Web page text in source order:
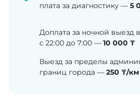
плата за диагностику — 5
Доплата за ночной выезд
с 22:00 до 7:00 — 10 000 ₸
Выезд за пределы
границ города — 250 ₸/км